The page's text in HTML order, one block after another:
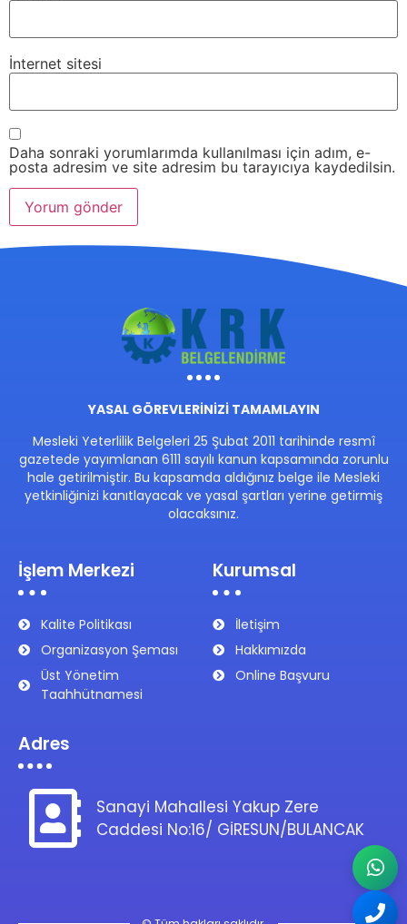
İnternet sitesi
Daha sonraki yorumlarımda kullanılması için adım, e-
posta adresim ve site adresim bu tarayıcıya kaydedilsin.
YASAL GÖREVLERİNİZİ TAMAMLAYIN
Mesleki Yeterlilik Belgeleri 25 Şubat 2011 tarihinde resmî
gazetede yayımlanan 6111 sayılı kanun kapsamında zorunlu
hale getirilmiştir. Bu kapsamda aldığınız belge ile Mesleki
yetkinliğinizi kanıtlayacak ve yasal şartları yerine getirmiş
olacaksınız.
İşlem Merkezi
Kalite Politikası
Organizasyon Şeması
Üst Yönetim
Taahhütnamesi
Kurumsal
İletişim
Hakkımızda
Online Başvuru
Adres
Sanayi Mahallesi Yakup Zere
Caddesi No:16/ GİRESUN/BULANCAK